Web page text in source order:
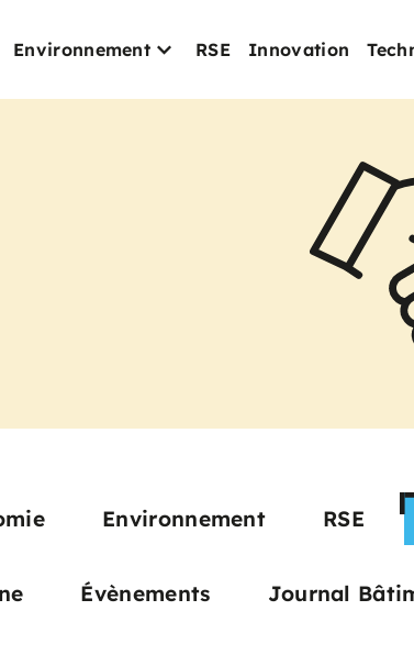
Environnement RSE Innovation
Environnement RSE
Évènements Journal